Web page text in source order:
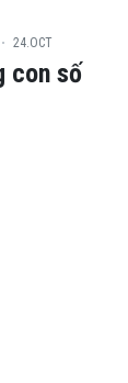
24.OCT
con số